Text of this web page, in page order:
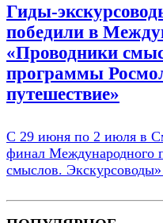
Гиды-
победили в
«Проводники
программы
путешествие»
С 29 июня по 2 июля в
финал Международного
смыслов.